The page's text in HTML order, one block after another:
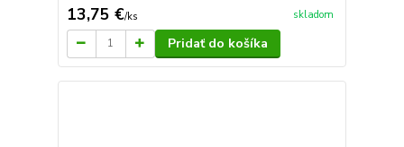
13,75 €/ks skladom
Pridať do košíka